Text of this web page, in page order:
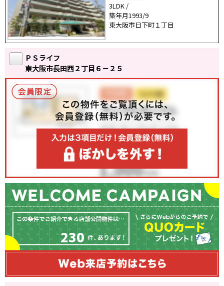
3LDK /
築年月1993/9
東大阪市日下町１丁目
ＰＳライフ
東大阪市長田西２丁目６－２５
230